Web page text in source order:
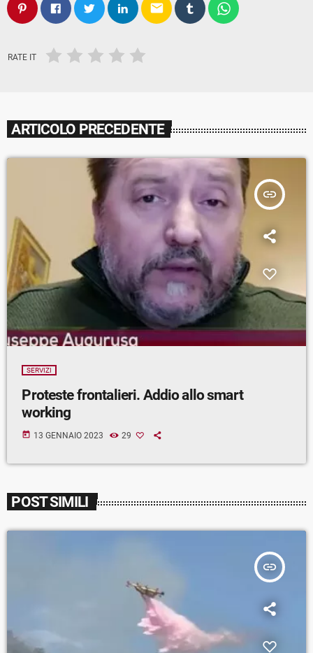
email
RATE IT
ARTICOLO PRECEDENTE
insert_link
SERVIZI
Proteste frontalieri. Addio allo smart
working
today 13 GENNAIO 2023 29
POST SIMILI
insert_link